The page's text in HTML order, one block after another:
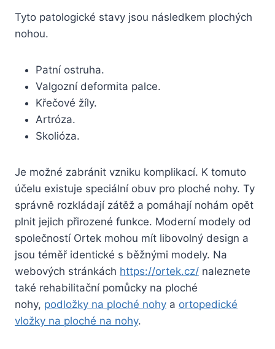
Tyto patologické stavy jsou následkem plochých
nohou.
Patní ostruha.
Valgozní deformita palce.
Křečové žíly.
Artróza.
Skolióza.
Je možné zabránit vzniku komplikací. K tomuto
účelu existuje speciální obuv pro ploché nohy. Ty
správně rozkládají zátěž a pomáhají nohám opět
plnit jejich přirozené funkce. Moderní modely od
společností Ortek mohou mít libovolný design a
jsou téměř identické s běžnými modely. Na
webových stránkách https://ortek.cz/ naleznete
také rehabilitační pomůcky na ploché
nohy, podložky na ploché nohy a ortopedické
vložky na ploché na nohy.